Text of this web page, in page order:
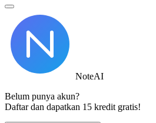
NoteAI
Belum punya akun?
Daftar dan dapatkan 15 kredit gratis!